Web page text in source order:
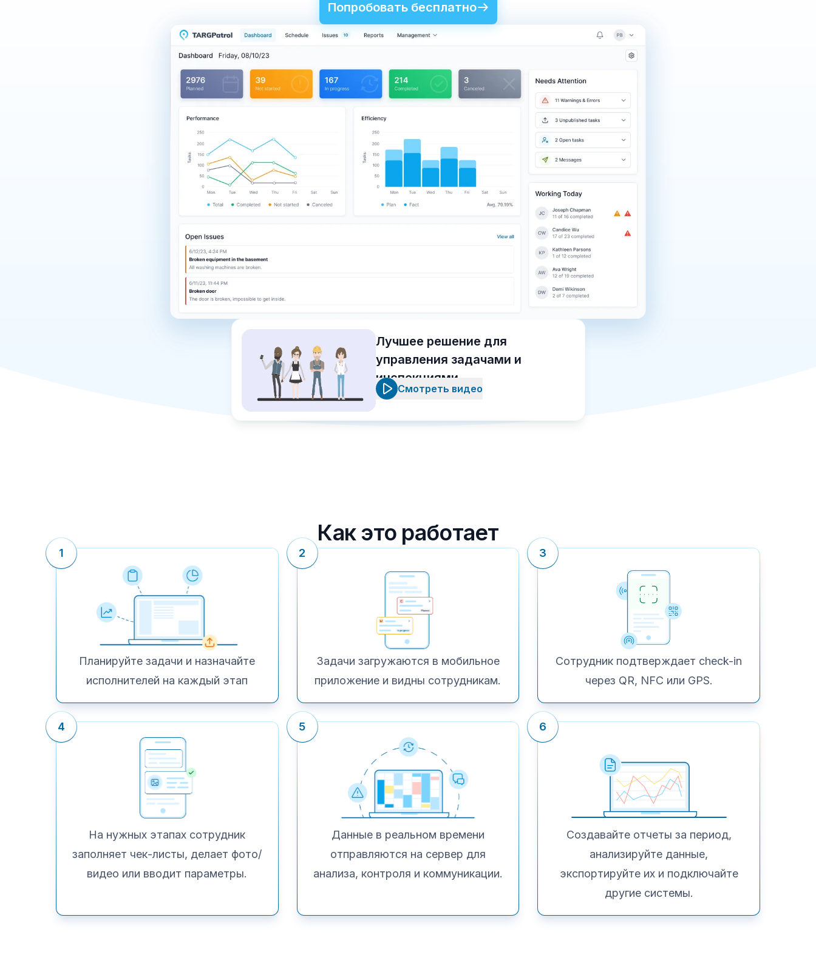
Попробовать бесплатно
Лучшее решение для
управления задачами и
инспекциями
Смотреть видео
Как это работает
1
Планируйте задачи и назначайте
исполнителей на каждый этап
2
Задачи загружаются в мобильное
приложение и видны сотрудникам.
3
Сотрудник подтверждает check-in
через QR, NFC или GPS.
4
На нужных этапах сотрудник
заполняет чек-листы, делает фото/
видео или вводит параметры.
5
Данные в реальном времени
отправляются на сервер для
анализа, контроля и коммуникации.
6
Создавайте отчеты за период,
анализируйте данные,
экспортируйте их и подключайте
другие системы.